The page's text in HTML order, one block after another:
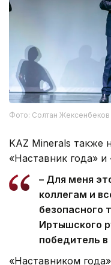
Фото: Солтан
KAZ Minerals также
«Наставник года»
– Для меня
коллегам и
безопасного
Иртышского
победитель
«Наставником